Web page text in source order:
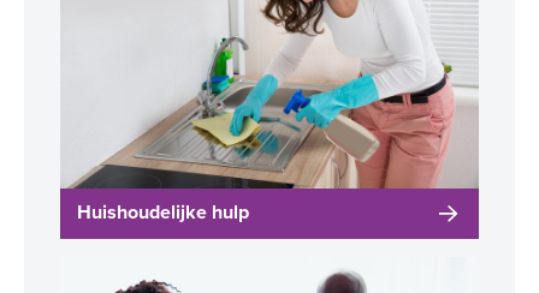
Huishoudelijke hulp